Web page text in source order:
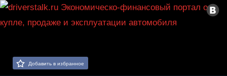
Добавить в избранное